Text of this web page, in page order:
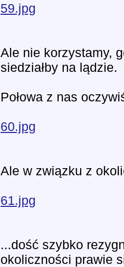
59.jpg
Ale nie korzystamy,
siedziałby na lądzie.
Połowa z nas
60.jpg
Ale w związku z
61.jpg
...dość szybko
okoliczności prawie